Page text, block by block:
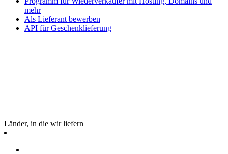
mehr
Als Lieferant bewerben
API für Geschenklieferung
Länder, in die wir liefern